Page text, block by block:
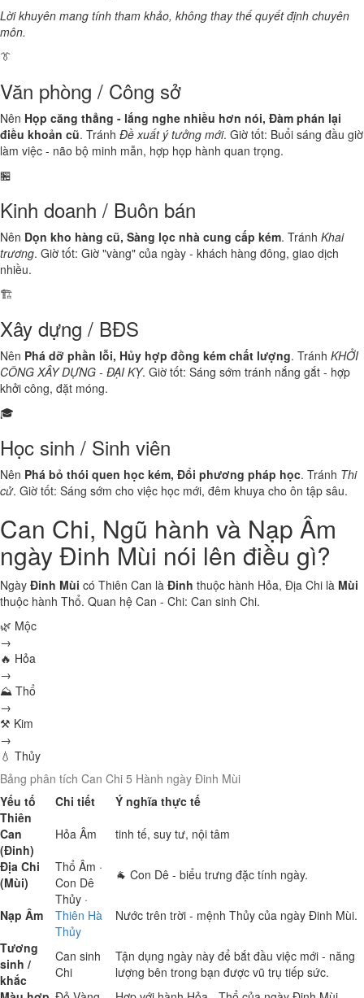
Lời khuyên mang tính tham khảo, không thay thế quyết định chuyên
môn.
👔
Văn phòng / Công sở
Nên Họp căng thẳng - lắng nghe nhiều hơn nói, Đàm phán lại
điều khoản cũ. Tránh Đề xuất ý tưởng mới. Giờ tốt: Buổi sáng đầu giờ
làm việc - não bộ minh mẫn, hợp họp hành quan trọng.
🏪
Kinh doanh / Buôn bán
Nên Dọn kho hàng cũ, Sàng lọc nhà cung cấp kém. Tránh Khai
trương. Giờ tốt: Giờ "vàng" của ngày - khách hàng đông, giao dịch
nhiều.
🏗️
Xây dựng / BĐS
Nên Phá dỡ phần lỗi, Hủy hợp đồng kém chất lượng. Tránh KHỞI
CÔNG XÂY DỰNG - ĐẠI KỴ. Giờ tốt: Sáng sớm tránh nắng gắt - hợp
khởi công, đặt móng.
🎓
Học sinh / Sinh viên
Nên Phá bỏ thói quen học kém, Đổi phương pháp học. Tránh Thi
cử. Giờ tốt: Sáng sớm cho việc học mới, đêm khuya cho ôn tập sâu.
Can Chi, Ngũ hành và Nạp Âm
ngày Đinh Mùi nói lên điều gì?
Ngày Đinh Mùi có Thiên Can là Đinh thuộc hành Hỏa, Địa Chi là Mùi
thuộc hành Thổ. Quan hệ Can - Chi: Can sinh Chi.
🌿 Mộc
→
🔥 Hỏa
→
⛰ Thổ
→
⚒ Kim
→
💧 Thủy
Bảng phân tích Can Chi 5 Hành ngày Đinh Mùi
Yếu tố
Chi tiết
Ý nghĩa thực tế
Thiên
Can
(Đinh)
Hỏa Âm
tinh tế, suy tư, nội tâm
Địa Chi
(Mùi)
Thổ Âm ·
Con Dê
🐐 Con Dê - biểu trưng đặc tính ngày.
Nạp Âm
Thủy ·
Thiên Hà
Thủy
Nước trên trời - mệnh Thủy của ngày Đinh Mùi.
Tương
sinh /
khắc
Can sinh
Chi
Tận dụng ngày này để bắt đầu việc mới - năng
lượng bên trong bạn được vũ trụ tiếp sức.